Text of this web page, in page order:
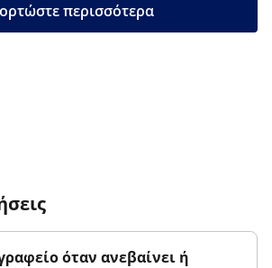
περισσότερα
όταν ανεβαίνει ή